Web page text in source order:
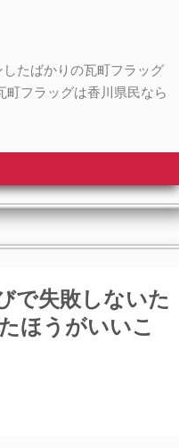
たばかりの瓦町フラッグ
町フラッグは香川県民なら
で失敗しないた
ほうがいいこ